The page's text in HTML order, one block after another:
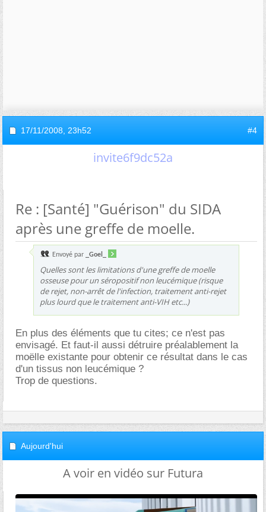
17/11/2008, 23h52 #4
invite6f9dc52a
Re : [Santé] "Guérison" du SIDA
après une greffe de moelle.
Envoyé par _Goel_
Quelles sont les limitations d'une greffe de moelle
osseuse pour un séropositif non leucémique (risque
de rejet, non-arrêt de l'infection, traitement anti-rejet
plus lourd que le traitement anti-VIH etc...)
En plus des éléments que tu cites; ce n'est pas
envisagé. Et faut-il aussi détruire préalablement la
moëlle existante pour obtenir ce résultat dans le cas
d'un tissus non leucémique ?
Trop de questions.
Aujourd'hui
A voir en vidéo sur Futura